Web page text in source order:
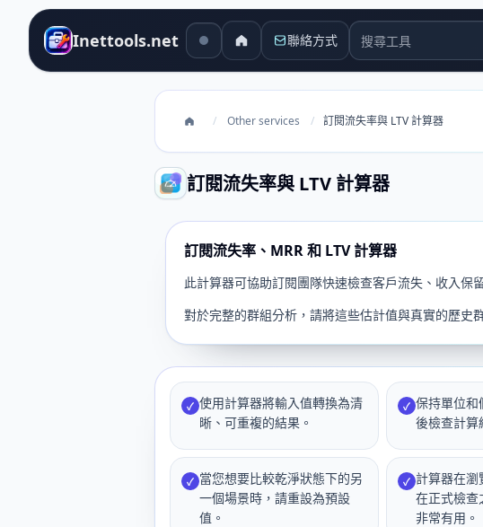
Inettools.net 聯絡方式 搜尋工具
/ Other services / 訂閱流失率與 LTV 計算器
訂閱流失率與 LTV 計算器
訂閱流失率、MRR 和 LTV 計算器
此計算器可協助訂閱團隊快速檢查客戶流失、收入保
對於完整的群組分析，請將這些估計值與真實的歷史
✓ 使用計算器將輸入值轉換為清
晰、可重複的結果。
✓ 保持單位和
後檢查計算
✓ 當您想要比較乾淨狀態下的另
一個場景時，請重設為預設
值。
✓ 計算器在
在正式檢查
非常有用。